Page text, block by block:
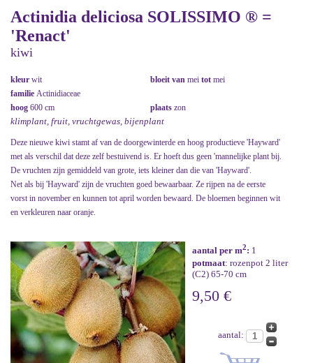
Actinidia deliciosa SOLISSIMO ® =
'Renact'
kiwi
kleur wit bloeit van mei tot mei
familie Actinidiaceae
hoog 600 cm plaats zon
klimplant, fruit, vruchtgewas, bijenplant
Deze nieuwe kiwi stamt af van de doorgewinterde en hoog productieve 'Hayward'
met als verschil dat deze zelf bestuivend is. Er hoeft dus geen 'mannelijke plant bij.
De vruchten zijn gemiddeld van grote, iets kleiner dan die van 'Hayward'.
Net als bij 'Hayward' zijn de vruchten goed bewaarbaar. Ze rijpen na de eerste
vorst in november en kunnen tot april worden bewaard. De bloemen beginnen wit
en verkleuren naar oranje.
aantal per m2: 1
potmaat: rozenpot 2 liter
(C2) 65-70 cm
9,50 €
aantal: